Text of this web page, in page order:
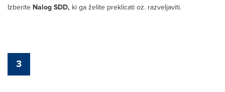
Izberite Nalog SDD, ki ga želite preklicati oz. razveljaviti.
3